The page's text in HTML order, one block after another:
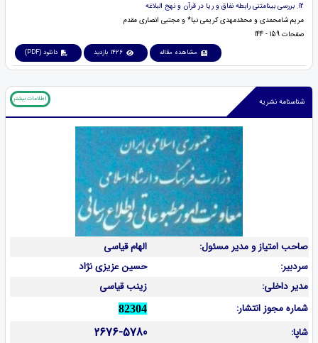
12. بررسی بینامتنی رابطه نفاق و ریا در قرآن و نهج البلاغه
مریم شامحمدی و محمّدمهدی کریمی نیا* و مجتبی انصاری مقدم
صفحات 159 - 144
مشاهده مقاله 1426 بازدید دانلود (PDF)
شناسنامه نشریه اطلاعات بیشتر
صاحب امتیاز و مدیر مسئول:
الهام قیاسی
سردبیر:
حسین عزیزی نژاد
مدیر داخلی:
زینب قیاسی
شماره مجوز انتشار:
82304
شاپا: 2676-5780